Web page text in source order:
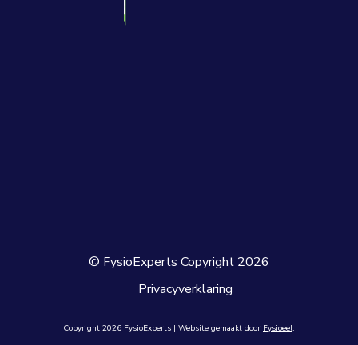
© FysioExperts Copyright 2026
Privacyverklaring
Copyright 2026 FysioExperts | Website gemaakt door Fysioeel.